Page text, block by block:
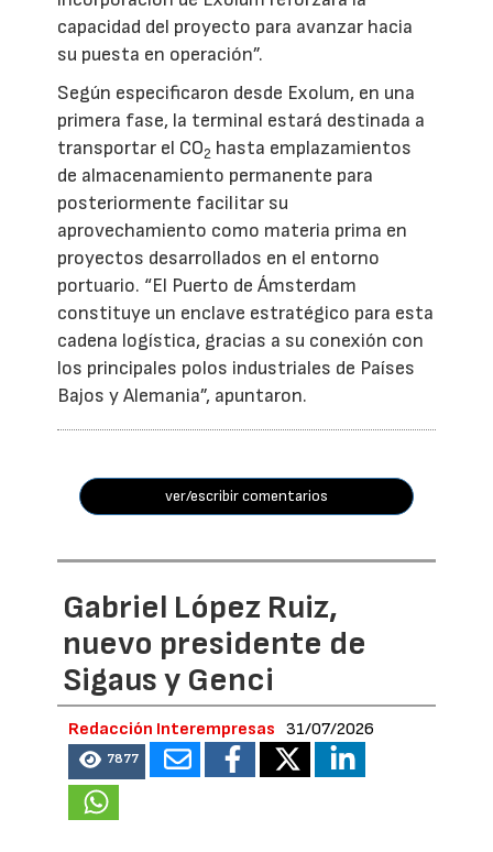
capacidad del proyecto para avanzar hacia
su puesta en operación”.
Según especificaron desde Exolum, en una
primera fase, la terminal estará destinada a
transportar el CO2 hasta emplazamientos
de almacenamiento permanente para
posteriormente facilitar su
aprovechamiento como materia prima en
proyectos desarrollados en el entorno
portuario. “El Puerto de Ámsterdam
constituye un enclave estratégico para esta
cadena logística, gracias a su conexión con
los principales polos industriales de Países
Bajos y Alemania”, apuntaron.
ver/escribir comentarios
Gabriel López Ruiz,
nuevo presidente de
Sigaus y Genci
Redacción Interempresas 31/07/2026
7877